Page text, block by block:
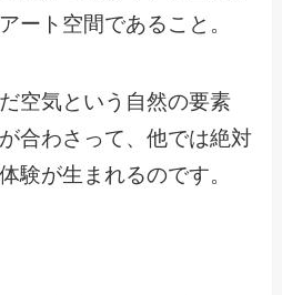
ート空間であること。
空気という自然の要素
合わさって、他では絶対
験が生まれるのです。